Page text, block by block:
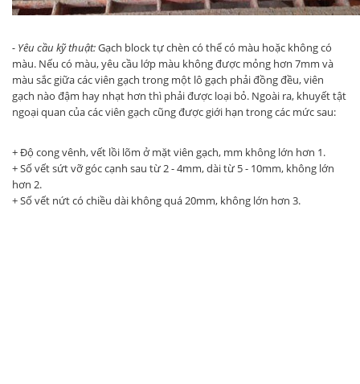
- Yêu cầu kỹ thuật:Gạch block tự chèn có thể có màu hoặc không có
màu. Nếu có màu, yêu cầu lớp màu không được mỏng hơn 7mm và
màu sắc giữa các viên gạch trong một lô gạch phải đồng đều, viên
gạch nào đậm hay nhạt hơn thì phải được loại bỏ. Ngoài ra, khuyết tật
ngoại quan của các viên gạch cũng được giới hạn trong các mức sau:
+ Độ cong vênh, vết lồi lõm ở mặt viên gạch, mm không lớn hơn 1.
+ Số vết sứt vỡ góc cạnh sau từ 2 - 4mm, dài từ 5 - 10mm, không lớn
hơn 2.
+ Số vết nứt có chiều dài không quá 20mm, không lớn hơn 3.